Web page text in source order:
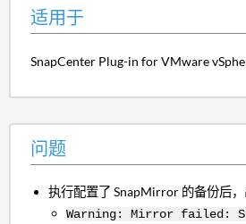
适用于
SnapCenter Plug-in for VMware
问题
执行配置了 SnapMirror 的备份后，
Warning: Mirror failed: